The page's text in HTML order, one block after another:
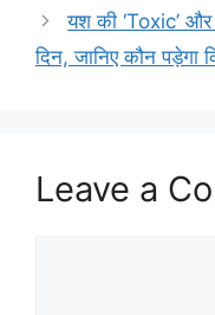
यश की ‘Toxic’ और
दिन, जानिए कौन पड़ेगा
Leave a